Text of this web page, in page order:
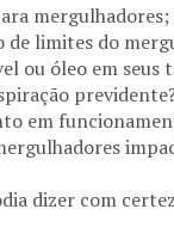
de limites do
ou óleo em seus
em
dizer com